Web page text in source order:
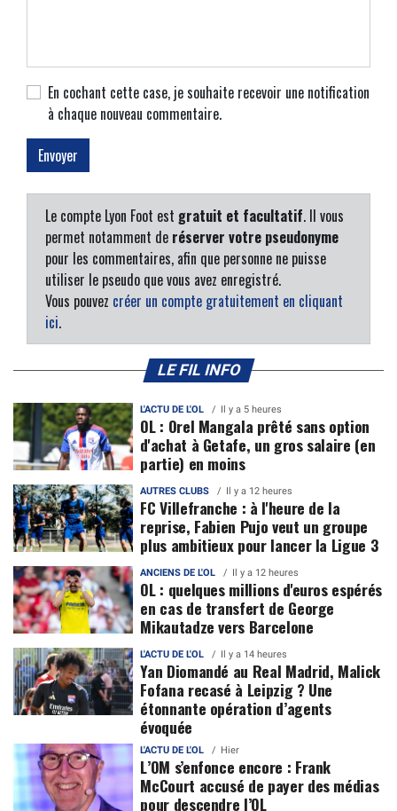
En cochant cette case, je souhaite recevoir une notification
à chaque nouveau commentaire.
Le compte Lyon Foot est gratuit et facultatif. Il vous
permet notamment de réserver votre pseudonyme
pour les commentaires, afin que personne ne puisse
utiliser le pseudo que vous avez enregistré.
Vous pouvez créer un compte gratuitement en cliquant
ici.
LE FIL INFO
L'ACTU DE L'OL Il y a 5 heures
OL : Orel Mangala prêté sans option
d'achat à Getafe, un gros salaire (en
partie) en moins
AUTRES CLUBS Il y a 12 heures
FC Villefranche : à l'heure de la
reprise, Fabien Pujo veut un groupe
plus ambitieux pour lancer la Ligue 3
ANCIENS DE L'OL Il y a 12 heures
OL : quelques millions d'euros espérés
en cas de transfert de George
Mikautadze vers Barcelone
L'ACTU DE L'OL Il y a 14 heures
Yan Diomandé au Real Madrid, Malick
Fofana recasé à Leipzig ? Une
étonnante opération d’agents
évoquée
L'ACTU DE L'OL Hier
L’OM s’enfonce encore : Frank
McCourt accusé de payer des médias
pour descendre l’OL